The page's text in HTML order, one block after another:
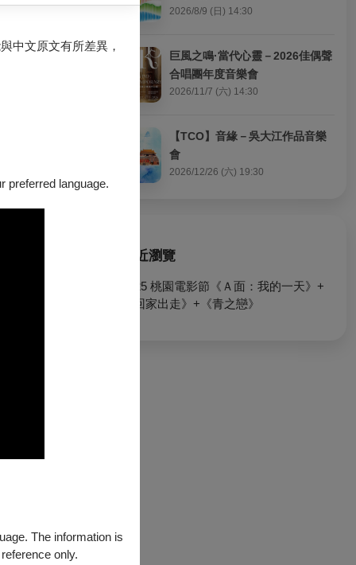
中文原文有所差異，
preferred language.
The information is
only.
心俱疲的小
2026/8/9 (日) 14:30
巨風之鳴·當代心靈－2026佳偶聲
合唱團年度音樂會
2026/11/7 (六) 14:30
【TCO】音緣－吳大江作品音樂
會
2026/12/26 (六) 19:30
最近瀏覽
2025 桃園電影節《Ａ面：我的一天》+
《回家出走》+《青之戀》